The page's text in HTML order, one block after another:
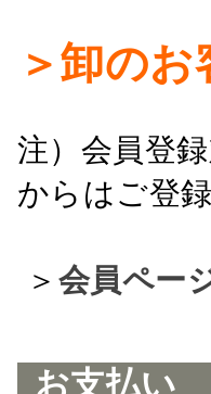
＞卸の
注）会員登
からはご登
＞ 会員ペー
お支払い